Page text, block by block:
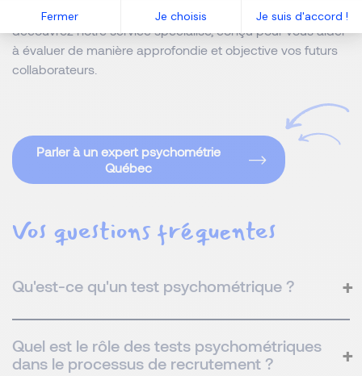
Fermer Je choisis Je suis d'accord !
psychométriques dans vos processus de recrutement,
découvrez notre service spécialisé, conçu pour vous aider
à évaluer de manière approfondie et objective vos futurs
collaborateurs.
Parler à un expert psychométrie
Québec
Vos questions fréquentes
Qu'est-ce qu'un test psychométrique ?
Quel est le rôle des tests psychométriques
dans le processus de recrutement ?